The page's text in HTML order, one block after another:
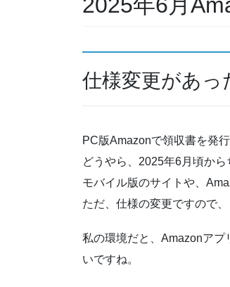
仕様変更があっ
PC版Amazonで領収書を発
どうやら、2025年6月頃か
モバイル版のサイトや、
ただ、仕様の変更ですので
私の環境だと、Amazonアプ
いですね。